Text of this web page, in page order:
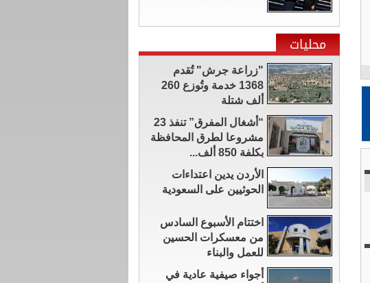
محليات
"زراعة جرش" تُقدم
1368 خدمة وتُوزع 260
ألف شتلة
“أشغال المفرق” تنفذ 23
مشروعا لطرق المحافظة
بكلفة 850 ألف...
الأردن يدين اعتداءات
الحوثيين على السعودية
اختتام الأسبوع السادس
من معسكرات الحسين
للعمل والبناء
أجواء صيفية عادية في